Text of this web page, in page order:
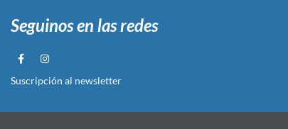
Seguinos en las redes
Suscripción al newsletter